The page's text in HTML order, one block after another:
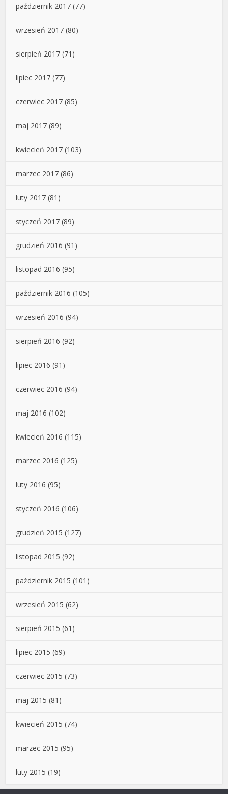
październik 2017 (77)
wrzesień 2017 (80)
sierpień 2017 (71)
lipiec 2017 (77)
czerwiec 2017 (85)
maj 2017 (89)
kwiecień 2017 (103)
marzec 2017 (86)
luty 2017 (81)
styczeń 2017 (89)
grudzień 2016 (91)
listopad 2016 (95)
październik 2016 (105)
wrzesień 2016 (94)
sierpień 2016 (92)
lipiec 2016 (91)
czerwiec 2016 (94)
maj 2016 (102)
kwiecień 2016 (115)
marzec 2016 (125)
luty 2016 (95)
styczeń 2016 (106)
grudzień 2015 (127)
listopad 2015 (92)
październik 2015 (101)
wrzesień 2015 (62)
sierpień 2015 (61)
lipiec 2015 (69)
czerwiec 2015 (73)
maj 2015 (81)
kwiecień 2015 (74)
marzec 2015 (95)
luty 2015 (19)